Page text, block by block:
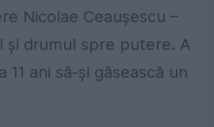
Nicolae Ceaușescu –
și drumul spre putere. A
11 ani să-și găsească un